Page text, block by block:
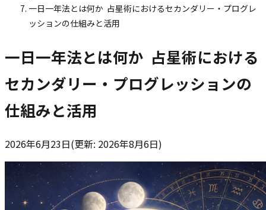
一日一年法とは何か ―― 占星術におけるセカンダリー・プログレ
ッションの仕組みと活用
一日一年法とは何か ―― 占星術における
セカンダリー・プログレッションの
仕組みと活用
2026年6月23日(更新: 2026年8月6日)